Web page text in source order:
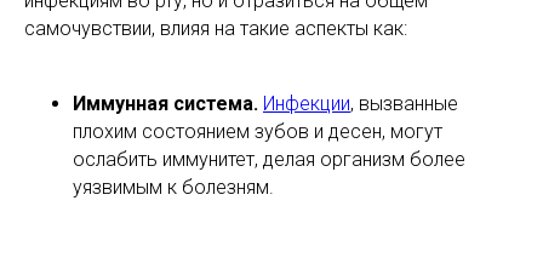
самочувствии, влияя на такие аспекты как:
Иммунная система. Инфекции, вызванные
плохим состоянием зубов и десен, могут
ослабить иммунитет, делая организм более
уязвимым к болезням.